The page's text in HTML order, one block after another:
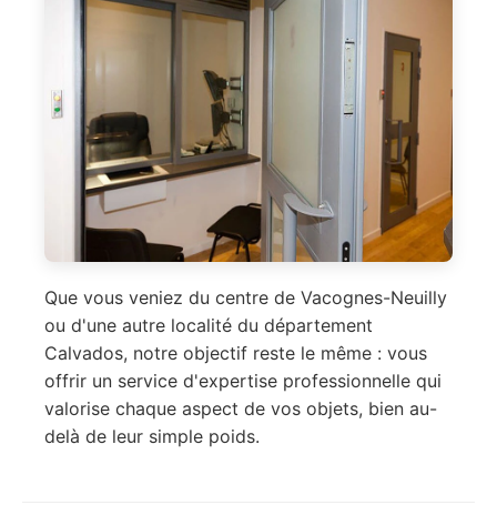
Que vous veniez du centre de Vacognes-Neuilly
ou d'une autre localité du département
Calvados, notre objectif reste le même : vous
offrir un service d'expertise professionnelle qui
valorise chaque aspect de vos objets, bien au-
delà de leur simple poids.